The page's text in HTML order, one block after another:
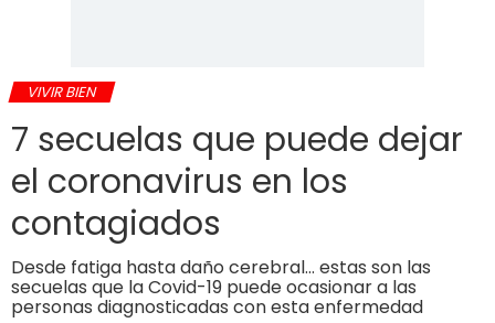
VIVIR BIEN
7 secuelas que puede dejar
el coronavirus en los
contagiados
Desde fatiga hasta daño cerebral… estas son las
secuelas que la Covid-19 puede ocasionar a las
personas diagnosticadas con esta enfermedad